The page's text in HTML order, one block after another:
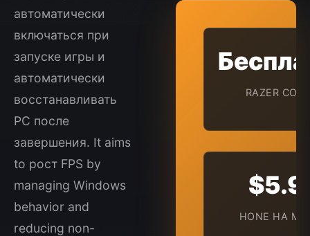
автоматически
включаться при
запуске игры и
автоматически
восстанавливать
PC после
завершения. It aims
to рост FPS by
managing Windows
behavior and
reducing non-
RAZER
HONE НА